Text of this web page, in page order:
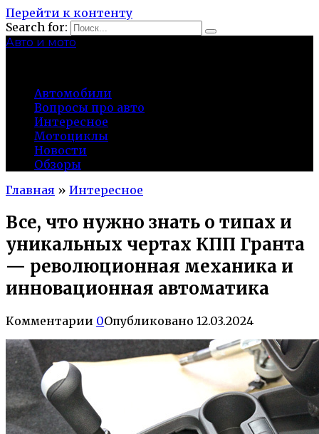
Перейти к контенту
Search for:
Авто и мото
Автомобили
Вопросы про авто
Интересное
Мотоциклы
Новости
Обзоры
Главная » Интересное
Все, что нужно знать о типах и
уникальных чертах КПП Гранта
— революционная механика и
инновационная автоматика
Комментарии 0Опубликовано 12.03.2024